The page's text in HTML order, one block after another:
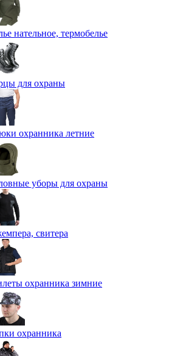
нательное, термобелье
для охраны
охранника летние
уборы для охраны
свитера
охранника зимние
охранника